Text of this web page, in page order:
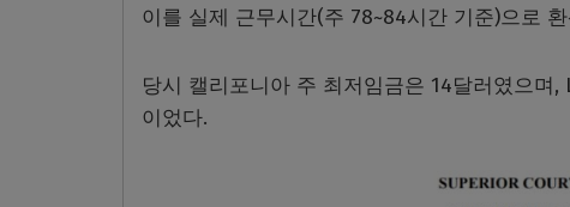
이를 실제 근무시간(주 78~84시간 기준)으로
당시 캘리포니아 주 최저임금은 14달러였으며
이었다.